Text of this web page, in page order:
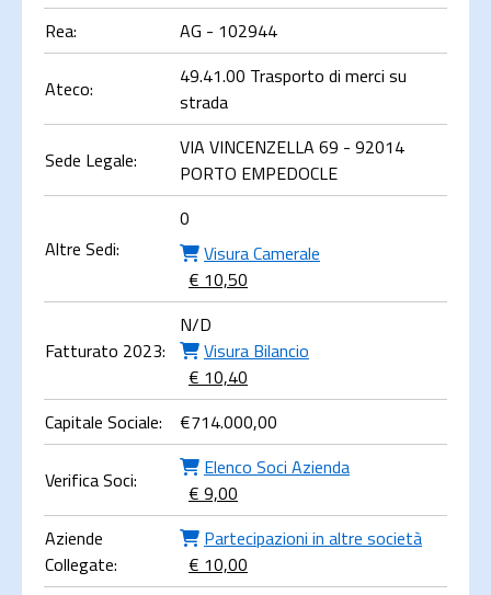
Rea:
AG - 102944
Ateco:
49.41.00 Trasporto di merci su
strada
Sede Legale:
VIA VINCENZELLA 69 - 92014
PORTO EMPEDOCLE
Altre Sedi:
0
Visura Camerale
€ 10,50
Fatturato 2023:
N/D
Visura Bilancio
€ 10,40
Capitale Sociale:
€714.000,00
Verifica Soci:
Elenco Soci Azienda
€ 9,00
Aziende
Collegate:
Partecipazioni in altre società
€ 10,00